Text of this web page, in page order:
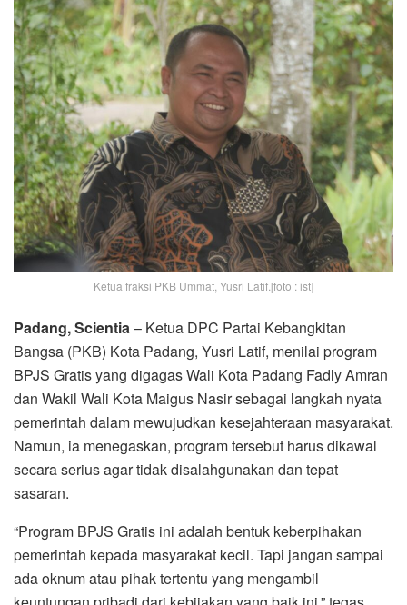
Ketua fraksi PKB Ummat, Yusri Latif.[foto : ist]
Padang, Scientia– Ketua DPC Partai Kebangkitan
Bangsa (PKB) Kota Padang, Yusri Latif, menilai program
BPJS Gratis yang digagas Wali Kota Padang Fadly Amran
dan Wakil Wali Kota Maigus Nasir sebagai langkah nyata
pemerintah dalam mewujudkan kesejahteraan masyarakat.
Namun, ia menegaskan, program tersebut harus dikawal
secara serius agar tidak disalahgunakan dan tepat
sasaran.
“Program BPJS Gratis ini adalah bentuk keberpihakan
pemerintah kepada masyarakat kecil. Tapi jangan sampai
ada oknum atau pihak tertentu yang mengambil